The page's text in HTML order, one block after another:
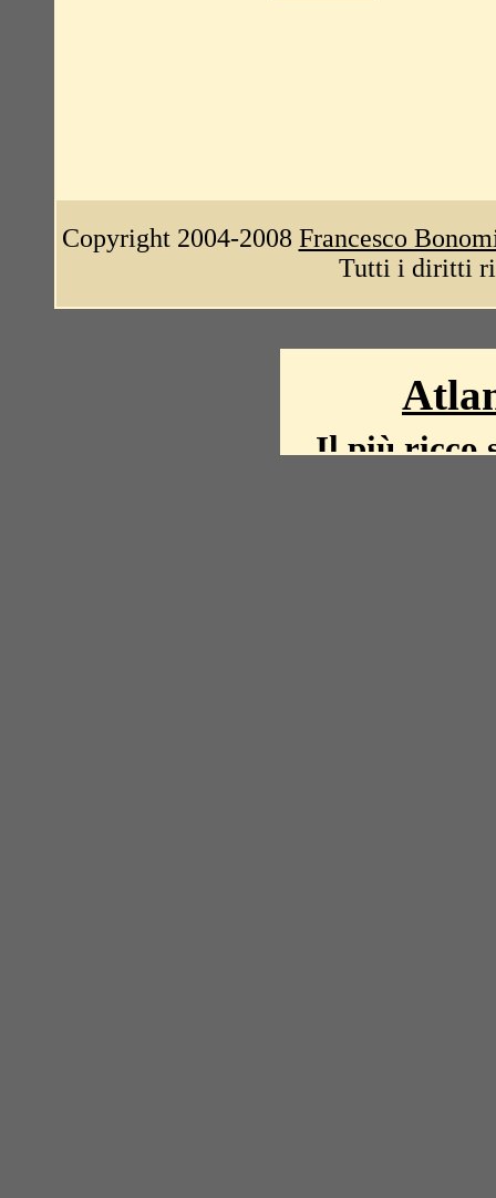
Copyright 2004-2008 Francesco
Tutti i diritti
Il più ricco